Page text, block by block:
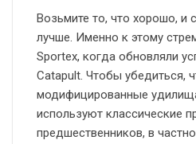
Возьмите то, что хорошо, и
лучше. Именно к этому
Sportex, когда обновляли
Catapult. Чтобы убедиться,
модифицированные
используют классические
предшественников, в